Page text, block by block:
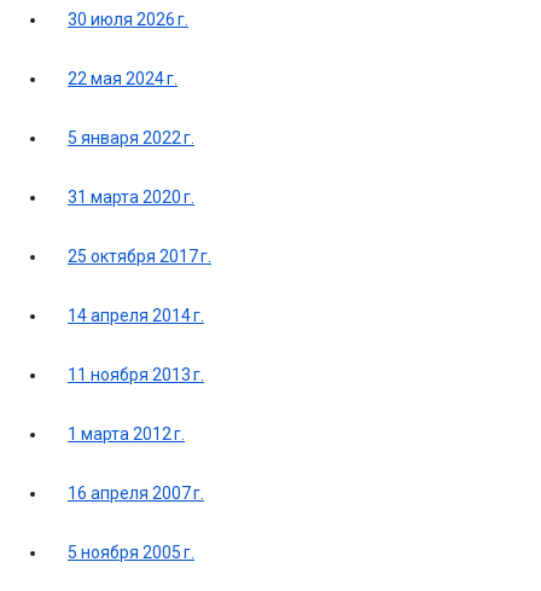
30 июля 2026 г.
22 мая 2024 г.
5 января 2022 г.
31 марта 2020 г.
25 октября 2017 г.
14 апреля 2014 г.
11 ноября 2013 г.
1 марта 2012 г.
16 апреля 2007 г.
5 ноября 2005 г.